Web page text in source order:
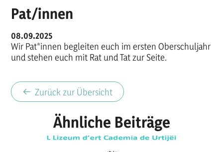
Pat/innen
08.09.2025
Wir Pat*innen begleiten euch im ersten Oberschuljahr
und stehen euch mit Rat und Tat zur Seite.
Zurück zur Übersicht
Ähnliche Beiträge